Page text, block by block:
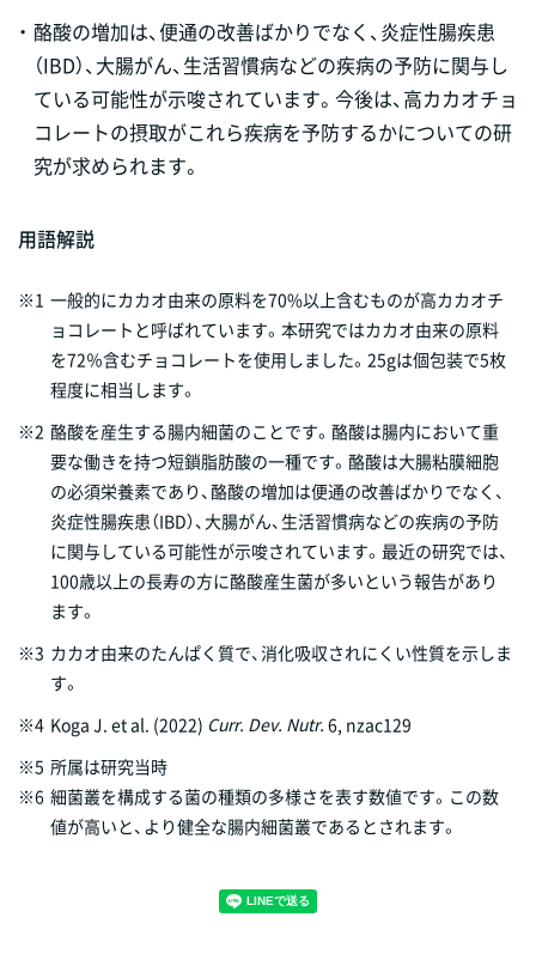
・ 酪酸の増加は、便通の改善ばかりでなく、炎症性腸疾患
（IBD）、大腸がん、生活習慣病などの疾病の予防に関与し
ている可能性が示唆されています。今後は、高カカオチョ
コレートの摂取がこれら疾病を予防するかについての研
究が求められます。
用語解説
※1 一般的にカカオ由来の原料を70%以上含むものが高カカオチ
ョコレートと呼ばれています。本研究ではカカオ由来の原料
を72％含むチョコレートを使用しました。25gは個包装で5枚
程度に相当します。
※2 酪酸を産生する腸内細菌のことです。酪酸は腸内において重
要な働きを持つ短鎖脂肪酸の一種です。酪酸は大腸粘膜細胞
の必須栄養素であり、酪酸の増加は便通の改善ばかりでなく、
炎症性腸疾患（IBD）、大腸がん、生活習慣病などの疾病の予防
に関与している可能性が示唆されています。最近の研究では、
100歳以上の長寿の方に酪酸産生菌が多いという報告があり
ます。
※3 カカオ由来のたんぱく質で、消化吸収されにくい性質を示しま
す。
※4 Koga J. et al. (2022) Curr. Dev. Nutr. 6, nzac129
※5 所属は研究当時
※6 細菌叢を構成する菌の種類の多様さを表す数値です。この数
値が高いと、より健全な腸内細菌叢であるとされます。